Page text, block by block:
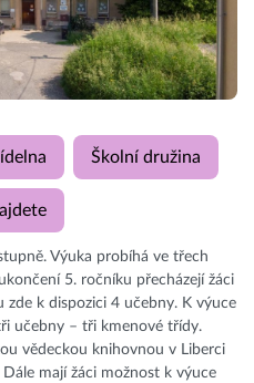
Školní družina
Výuka probíhá ve třech
5. ročníku přecházejí žáci
zde k dispozici 4 učebny. K výuce
učebny – tři kmenové třídy.
vědeckou knihovnou v Liberci
mají žáci možnost k výuce